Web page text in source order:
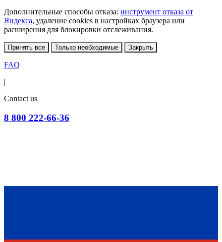
Дополнительные способы отказа: инструмент отказа от
Яндекса, удаление cookies в настройках браузера или
расширения для блокировки отслеживания.
Принять все Только необходимые Закрыть
FAQ
|
Contact us
8 800 222-66-36